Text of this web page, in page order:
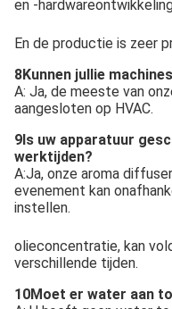
en -
En de productie is zeer
8Kunnen jullie
A: Ja, de meeste van
aangesloten op HVAC.
9Is uw apparatuur
werktijden?
A:Ja, onze aroma
evenement kan
instellen.
olieconcentratie, kan
verschillende tijden.
10Moet er water aan